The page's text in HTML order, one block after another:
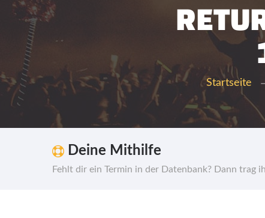
Startseite
Deine Mithilfe
Fehlt dir ein Termin in der Datenbank? Dann trag